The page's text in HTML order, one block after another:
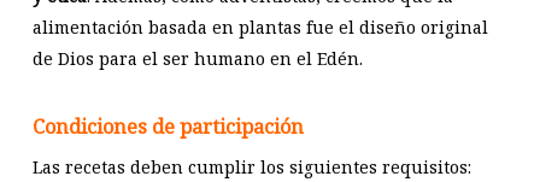
alimentación basada en plantas fue el diseño original
de Dios para el ser humano en el Edén.
Condiciones de participación
Las recetas deben cumplir los siguientes requisitos: